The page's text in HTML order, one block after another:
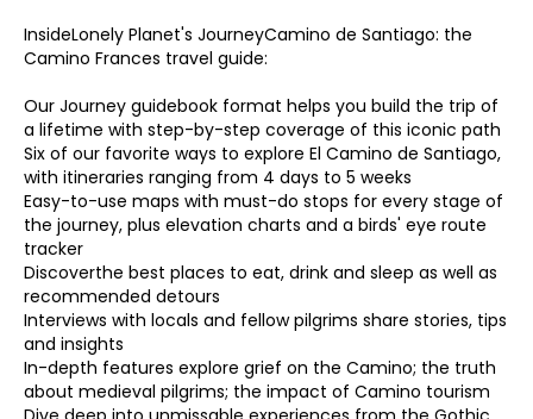
InsideLonely Planet's JourneyCamino de Santiago: the
Camino Frances travel guide:
Our Journey guidebook format helps you build the trip of
a lifetime with step-by-step coverage of this iconic path
Six of our favorite ways to explore El Camino de Santiago,
with itineraries ranging from 4 days to 5 weeks
Easy-to-use maps with must-do stops for every stage of
the journey, plus elevation charts and a birds' eye route
tracker
Discoverthe best places to eat, drink and sleep as well as
recommended detours
Interviews with locals and fellow pilgrims share stories, tips
and insights
In-depth features explore grief on the Camino; the truth
about medieval pilgrims; the impact of Camino tourism